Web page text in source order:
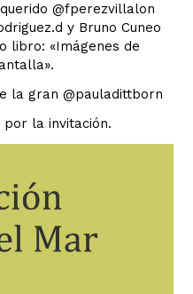
@fperezvillalon
y Bruno Cuneo
libro: «Imágenes de
la gran @pauladittborn
por la invitación.